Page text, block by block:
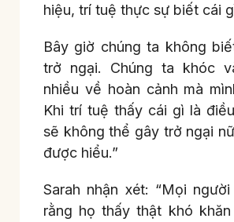
hiệu, trí tuệ thực sự biết cái
Bây giờ chúng ta không
trở ngại. Chúng ta khóc
nhiều về hoàn cảnh mà
Khi trí tuệ thấy cái gì là
sẽ không thể gây trở ngại
được hiểu.”
Sarah nhận xét: “Mọi
rằng họ thấy thật khó